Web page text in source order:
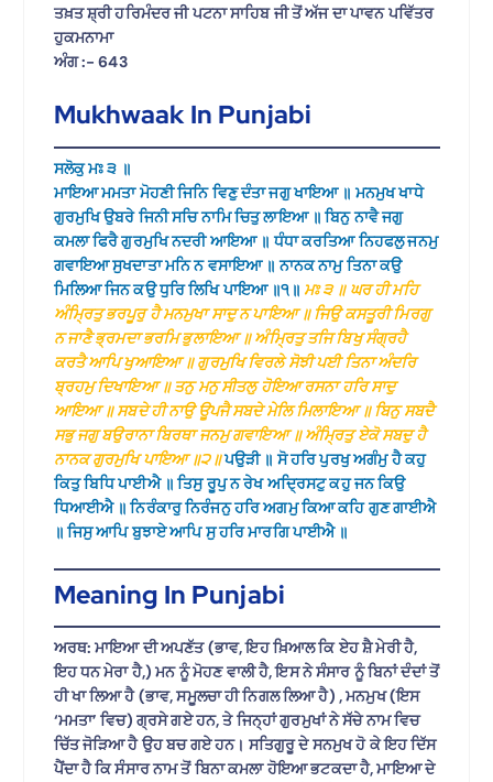
ਤਖ਼ਤ ਸ਼੍ਰੀ ਹਰਿਮੰਦਰ ਜੀ ਪਟਨਾ ਸਾਹਿਬ ਜੀ ਤੋਂ ਅੱਜ ਦਾ ਪਾਵਨ ਪਵਿੱਤਰ
ਹੁਕਮਨਾਮਾ
ਅੰਗ :- 643
Mukhwaak In Punjabi
ਸਲੋਕੁ ਮਃ ੩ ॥
ਮਾਇਆ ਮਮਤਾ ਮੋਹਣੀ ਜਿਨਿ ਵਿਣੁ ਦੰਤਾ ਜਗੁ ਖਾਇਆ ॥ ਮਨਮੁਖ ਖਾਧੇ
ਗੁਰਮੁਖਿ ਉਬਰੇ ਜਿਨੀ ਸਚਿ ਨਾਮਿ ਚਿਤੁ ਲਾਇਆ ॥ ਬਿਨੁ ਨਾਵੈ ਜਗੁ
ਕਮਲਾ ਫਿਰੈ ਗੁਰਮੁਖਿ ਨਦਰੀ ਆਇਆ ॥ ਧੰਧਾ ਕਰਤਿਆ ਨਿਹਫਲੁ ਜਨਮੁ
ਗਵਾਇਆ ਸੁਖਦਾਤਾ ਮਨਿ ਨ ਵਸਾਇਆ ॥ ਨਾਨਕ ਨਾਮੁ ਤਿਨਾ ਕਉ
ਮਿਲਿਆ ਜਿਨ ਕਉ ਧੁਰਿ ਲਿਖਿ ਪਾਇਆ ॥੧॥ ਮਃ ੩ ॥ ਘਰ ਹੀ ਮਹਿ
ਅੰਮ੍ਰਿਤੁ ਭਰਪੂਰੁ ਹੈ ਮਨਮੁਖਾ ਸਾਦੁ ਨ ਪਾਇਆ ॥ ਜਿਉ ਕਸਤੂਰੀ ਮਿਰਗੁ
ਨ ਜਾਣੈ ਭ੍ਰਮਦਾ ਭਰਮਿ ਭੁਲਾਇਆ ॥ ਅੰਮ੍ਰਿਤੁ ਤਜਿ ਬਿਖੁ ਸੰਗ੍ਰਹੈ
ਕਰਤੈ ਆਪਿ ਖੁਆਇਆ ॥ ਗੁਰਮੁਖਿ ਵਿਰਲੇ ਸੋਝੀ ਪਈ ਤਿਨਾ ਅੰਦਰਿ
ਬ੍ਰਹਮੁ ਦਿਖਾਇਆ ॥ ਤਨੁ ਮਨੁ ਸੀਤਲੁ ਹੋਇਆ ਰਸਨਾ ਹਰਿ ਸਾਦੁ
ਆਇਆ ॥ ਸਬਦੇ ਹੀ ਨਾਉ ਊਪਜੈ ਸਬਦੇ ਮੇਲਿ ਮਿਲਾਇਆ ॥ ਬਿਨੁ ਸਬਦੈ
ਸਭੁ ਜਗੁ ਬਉਰਾਨਾ ਬਿਰਥਾ ਜਨਮੁ ਗਵਾਇਆ ॥ ਅੰਮ੍ਰਿਤੁ ਏਕੋ ਸਬਦੁ ਹੈ
ਨਾਨਕ ਗੁਰਮੁਖਿ ਪਾਇਆ ॥੨॥ਪਉੜੀ ॥ ਸੋ ਹਰਿ ਪੁਰਖੁ ਅਗੰਮੁ ਹੈ ਕਹੁ
ਕਿਤੁ ਬਿਧਿ ਪਾਈਐ ॥ ਤਿਸੁ ਰੂਪੁ ਨ ਰੇਖ ਅਦ੍ਰਿਸਟੁ ਕਹੁ ਜਨ ਕਿਉ
ਧਿਆਈਐ ॥ ਨਿਰੰਕਾਰੁ ਨਿਰੰਜਨੁ ਹਰਿ ਅਗਮੁ ਕਿਆ ਕਹਿ ਗੁਣ ਗਾਈਐ
॥ ਜਿਸੁ ਆਪਿ ਬੁਝਾਏ ਆਪਿ ਸੁ ਹਰਿ ਮਾਰਗਿ ਪਾਈਐ ॥
Meaning In Punjabi
ਅਰਥ: ਮਾਇਆ ਦੀ ਅਪਣੱਤ (ਭਾਵ, ਇਹ ਖ਼ਿਆਲ ਕਿ ਏਹ ਸ਼ੈ ਮੇਰੀ ਹੈ,
ਇਹ ਧਨ ਮੇਰਾ ਹੈ,) ਮਨ ਨੂੰ ਮੋਹਣ ਵਾਲੀ ਹੈ, ਇਸ ਨੇ ਸੰਸਾਰ ਨੂੰ ਬਿਨਾਂ ਦੰਦਾਂ ਤੋਂ
ਹੀ ਖਾ ਲਿਆ ਹੈ (ਭਾਵ, ਸਮੂਲਚਾ ਹੀ ਨਿਗਲ ਲਿਆ ਹੈ) , ਮਨਮੁਖ (ਇਸ
‘ਮਮਤਾ’ ਵਿਚ) ਗ੍ਰਸੇ ਗਏ ਹਨ, ਤੇ ਜਿਨ੍ਹਾਂ ਗੁਰਮੁਖਾਂ ਨੇ ਸੱਚੇ ਨਾਮ ਵਿਚ
ਚਿੱਤ ਜੋੜਿਆ ਹੈ ਉਹ ਬਚ ਗਏ ਹਨ। ਸਤਿਗੁਰੂ ਦੇ ਸਨਮੁਖ ਹੋ ਕੇ ਇਹ ਦਿੱਸ
ਪੈਂਦਾ ਹੈ ਕਿ ਸੰਸਾਰ ਨਾਮ ਤੋਂ ਬਿਨਾ ਕਮਲਾ ਹੋਇਆ ਭਟਕਦਾ ਹੈ, ਮਾਇਆ ਦੇ